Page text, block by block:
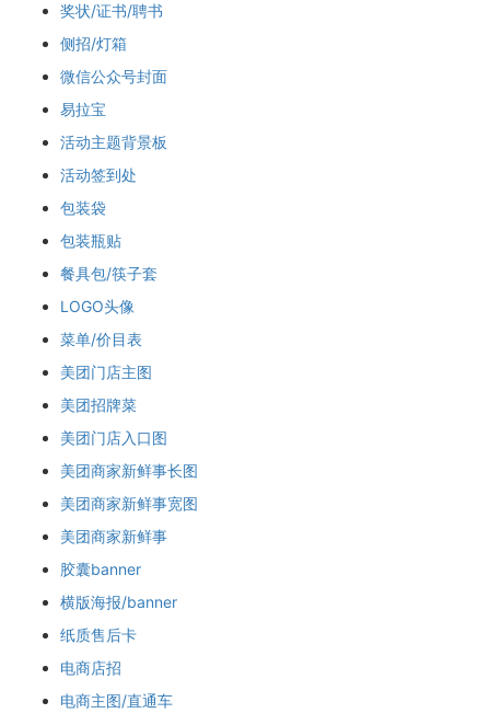
奖状/证书/聘书
侧招/灯箱
微信公众号封面
易拉宝
活动主题背景板
活动签到处
包装袋
包装瓶贴
餐具包/筷子套
LOGO头像
菜单/价目表
美团门店主图
美团招牌菜
美团门店入口图
美团商家新鲜事长图
美团商家新鲜事宽图
美团商家新鲜事
胶囊banner
横版海报/banner
纸质售后卡
电商店招
电商主图/直通车